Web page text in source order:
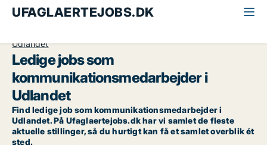
UFAGLAERTEJOBS.DK
Udlandet
Ledige jobs som
kommunikationsmedarbejder i
Udlandet
Find ledige job som kommunikationsmedarbejder i
Udlandet. På Ufaglaertejobs.dk har vi samlet de fleste
aktuelle stillinger, så du hurtigt kan få et samlet overblik ét
sted.